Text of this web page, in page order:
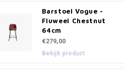
Barstoel Vogue -
Fluweel Chestnut
64cm
€279,00
Bekijk product